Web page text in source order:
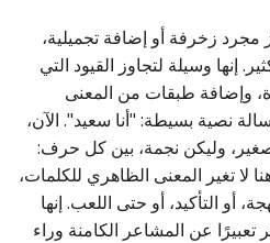
زخرفة أو إضافة تجميلية،
إنها وسيلة لتجاوز القيود التي
وإضافة طبقات من المعنى
نصية بسيطة: "أنا سعيد". الآن،
وليكن نجمة، بين كل حرف:
تغير المعنى الظاهري للكلمات،
أو التأكيد، أو حتى اللعب. إنها
تعبيرًا عن المشاعر الكامنة وراء